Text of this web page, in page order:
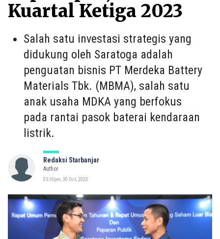
Kuartal Ketiga 2023
Salah satu investasi strategis yang
didukung oleh Saratoga adalah
penguatan bisnis PT Merdeka Battery
Materials Tbk. (MBMA), salah satu
anak usaha MDKA yang berfokus
pada rantai pasok baterai kendaraan
listrik.
Redaksi Starbanjar
Author
05:10pm, 30 Oct, 2023